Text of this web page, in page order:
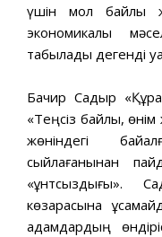
үшін мол байлық
экономикалық
табылады дегенді
Бачир Садыр
«Теңсіз байлық,
жөніндегі
сыйлағанынан
«құнтсыздығы».
көзқарасына
адамдардың